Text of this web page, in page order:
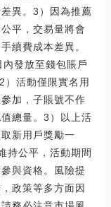
異。3）因為推薦
平，交易量將會
續費成本差異。
發放至錢包賬戶
活動僅限實名用
加，子賬號不作
總量。3）以上活
新用戶獎勵一
持公平，活動期間
與資格。風險提
政策等多方面因